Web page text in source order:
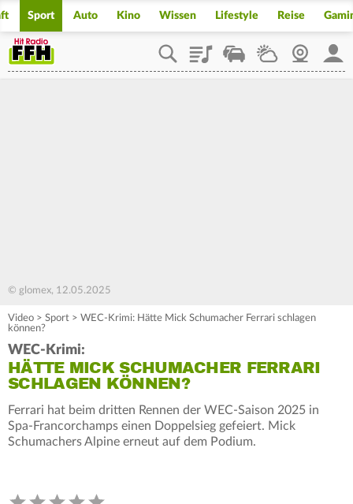
Sport Auto Kino Wissen Lifestyle Reise
PlaylistStaupilotWetterWebcam
© glomex, 12.05.2025
Video > Sport > WEC-Krimi: Hätte Mick Schumacher Ferrari schlagen
können?
WEC-Krimi:
HÄTTE MICK SCHUMACHER FERRARI
SCHLAGEN KÖNNEN?
Ferrari hat beim dritten Rennen der WEC-Saison 2025 in
Spa-Francorchamps einen Doppelsieg gefeiert. Mick
Schumachers Alpine erneut auf dem Podium.